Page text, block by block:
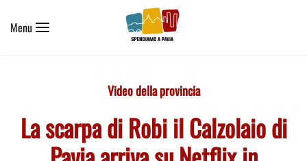
Skip to main content
Menu
Video della provincia
La scarpa di Robi il Calzolaio di